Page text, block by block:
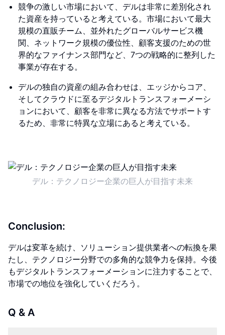
競争の激しい市場において、デルは非常に差別化され
た資産を持っていると考えている。市場において最大
規模の直販チーム、並外れたグローバルサービス機
関、ネットワーク規模の優位性、顧客支援のための世
界的なファイナンス部門など、7つの戦略的に整列した
事業が存在する。
デルの独自の資産の組み合わせは、エッジからコア、
そしてクラウドに至るデジタルトランスフォーメーシ
ョンにおいて、顧客を非常に異なる方法でサポートす
るため、非常に特異な立場にあると考えている。
デル：テクノロジー企業の巨人が目指す未来
Conclusion:
デルは変革を続け、ソリューション提供業者への転換を果
たし、テクノロジー分野での多角的な競争力を保持。今後
もデジタルトランスフォーメーションに注力することで、
市場での地位を強化していくだろう。
Q & A